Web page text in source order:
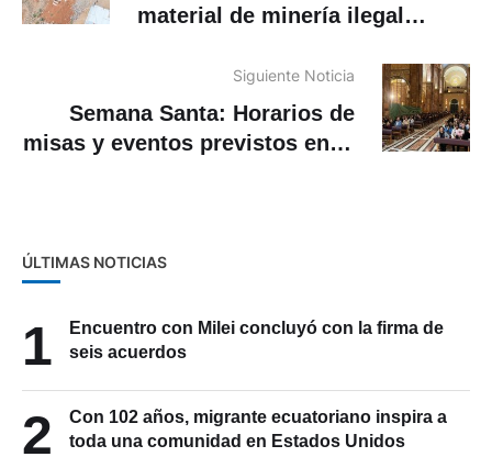
material de minería ilegal
en Ponce Enríquez
Siguiente Noticia
Semana Santa: Horarios de
misas y eventos previstos en la
ÚLTIMAS NOTICIAS
1
Encuentro con Milei concluyó con la firma de
seis acuerdos
2
Con 102 años, migrante ecuatoriano inspira a
toda una comunidad en Estados Unidos